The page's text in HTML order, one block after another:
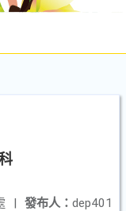
發布人： dep401
|